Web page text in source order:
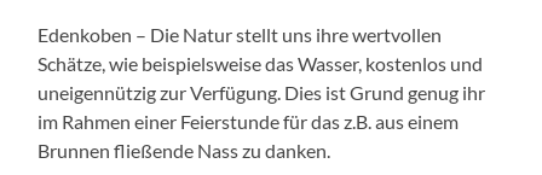
Edenkoben – Die Natur stellt uns ihre wertvollen
Schätze, wie beispielsweise das Wasser, kostenlos und
uneigennützig zur Verfügung. Dies ist Grund genug ihr
im Rahmen einer Feierstunde für das z.B. aus einem
Brunnen fließende Nass zu danken.